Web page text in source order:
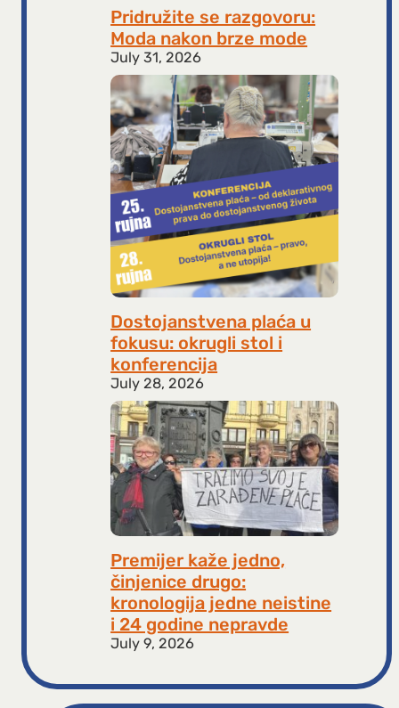
Pridružite se razgovoru:
Moda nakon brze mode
July 31, 2026
Dostojanstvena plaća u
fokusu: okrugli stol i
konferencija
July 28, 2026
Premijer kaže jedno,
činjenice drugo:
kronologija jedne neistine
i 24 godine nepravde
July 9, 2026